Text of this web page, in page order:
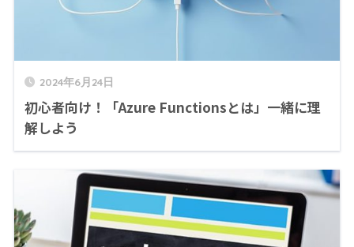
2024年6月24日
初心者向け！「Azure Functionsとは」一緒に理
解しよう